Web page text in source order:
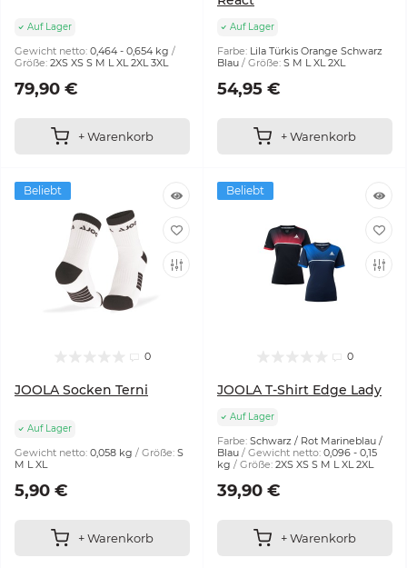
Auf Lager
Gewicht netto: 0,464 - 0,654 kg
Größe: 2XS XS S M L XL 2XL 3XL
79,90 €
+ Warenkorb
Auf Lager
Farbe: Lila Türkis Orange Schwarz
Blau
Größe: S M L XL 2XL
54,95 €
+ Warenkorb
Beliebt
0
JOOLA Socken Terni
Auf Lager
Gewicht netto: 0,058 kg Größe: S
M L XL
5,90 €
+ Warenkorb
Beliebt
0
JOOLA T-Shirt Edge Lady
Auf Lager
Farbe: Schwarz / Rot Marineblau /
Blau
Gewicht netto: 0,096 - 0,15
kg
Größe: 2XS XS S M L XL 2XL
39,90 €
+ Warenkorb